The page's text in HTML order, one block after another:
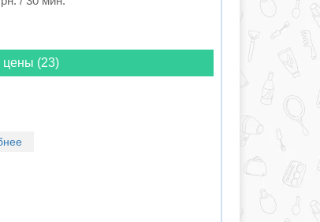
цены (23)